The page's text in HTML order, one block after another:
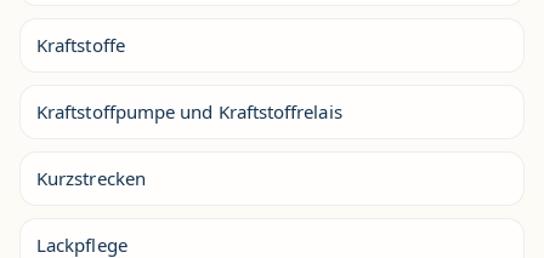
Kraftstoffe
Kraftstoffpumpe und Kraftstoffrelais
Kurzstrecken
Lackpflege